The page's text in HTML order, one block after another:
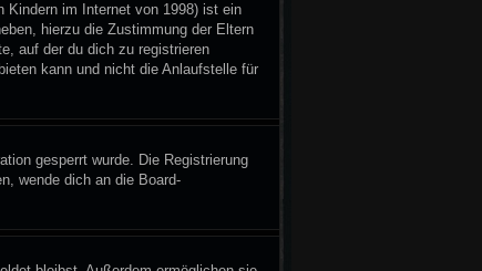
im Internet von 1998) ist ein
hierzu die Zustimmung der Eltern
auf der du dich zu registrieren
kann und nicht die Anlaufstelle für
gesperrt wurde. Die Registrierung
wende dich an die Board-